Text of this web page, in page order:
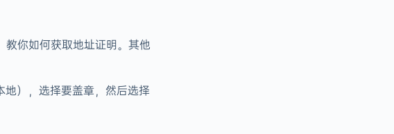
教你如何获取地址证明。其他
），选择要盖章，然后选择